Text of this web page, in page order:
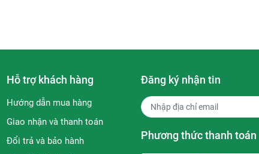
Hỗ trợ khách hàng
Hướng dẫn mua hàng
Giao nhận và thanh toán
Đổi trả và bảo hành
Đăng ký nhận tin
Phương thức thanh toán